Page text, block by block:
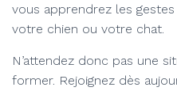
vous apprendrez les
votre chien ou votre chat.
N’attendez donc pas une
former. Rejoignez dès